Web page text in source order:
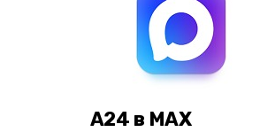
А24 в MAX